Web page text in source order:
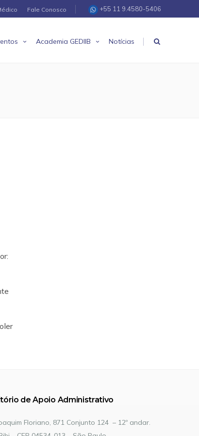
+55 11 9.4580-5406
Fale Conosco
Academia GEDIIB Notícias |
de Apoio Administrativo
Floriano, 871 Conjunto 124 – 12º andar.